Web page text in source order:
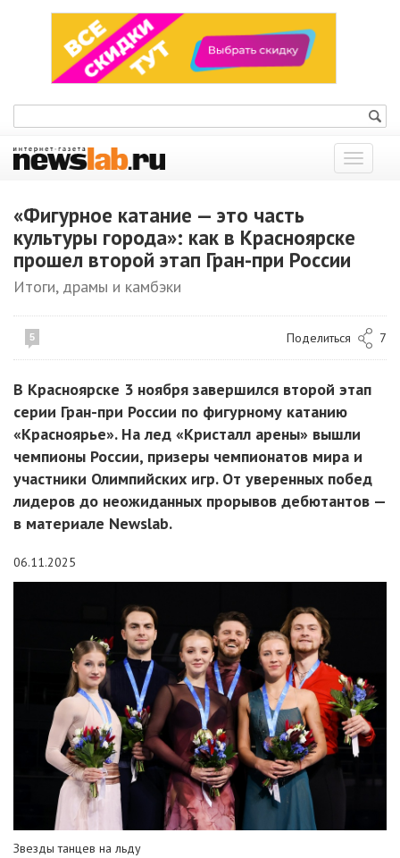
Показать
меню
«Фигурное катание — это часть
культуры города»: как в Красноярске
прошел второй этап Гран-при России
Итоги, драмы и камбэки
5 Поделиться 7
В Красноярске 3 ноября завершился второй этап
серии Гран-при России по фигурному катанию
«Красноярье». На лед «Кристалл арены» вышли
чемпионы России, призеры чемпионатов мира и
участники Олимпийских игр. От уверенных побед
лидеров до неожиданных прорывов дебютантов —
в материале Newslab.
06.11.2025
Звезды танцев на льду